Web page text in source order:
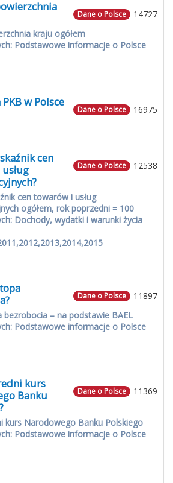
14727
Dane o Polsce
kraju ogółem
Podstawowe informacje o Polsce
16975
Dane o Polsce
w Polsce
12538
Dane o Polsce
cen
cen towarów i usług
ogółem, rok poprzedni = 100
Dochody, wydatki i warunki życia
11897
Dane o Polsce
bezrobocia – na podstawie BAEL
Podstawowe informacje o Polsce
11369
Dane o Polsce
kurs
Banku
kurs Narodowego Banku Polskiego
Podstawowe informacje o Polsce